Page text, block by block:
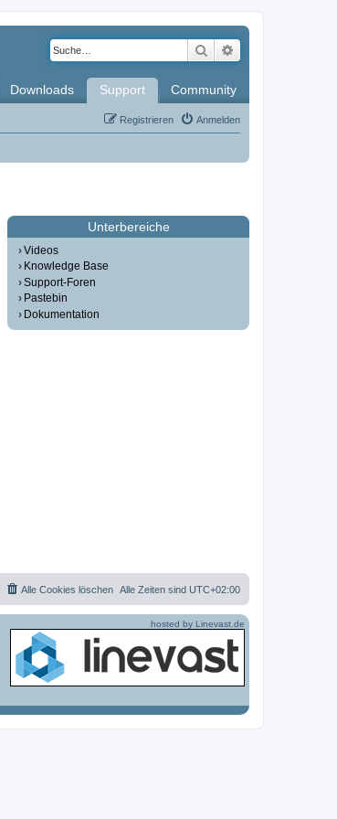
Suche
Downloads Support Community
Anmelden
Registrieren
Unterbereiche
Videos
Knowledge Base
Support-Foren
Pastebin
Dokumentation
Alle Zeiten sind UTC+02:00
Alle Cookies löschen
hosted by Linevast.de